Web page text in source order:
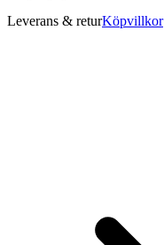
Leverans & returKöpvillkor